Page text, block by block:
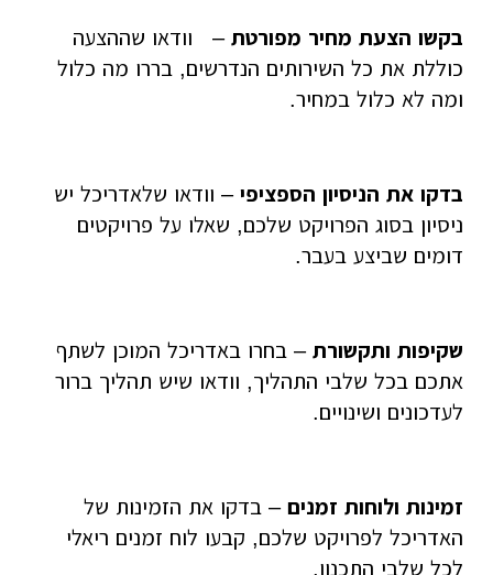
בקשו הצעת מחיר מפורטת – וודאו שההצעה
כוללת את כל השירותים הנדרשים, בררו מה כלול
ומה לא כלול במחיר.
בדקו את הניסיון הספציפי – וודאו שלאדריכל יש
ניסיון בסוג הפרויקט שלכם, שאלו על פרויקטים
דומים שביצע בעבר.
שקיפות ותקשורת – בחרו באדריכל המוכן לשתף
אתכם בכל שלבי התהליך, וודאו שיש תהליך ברור
לעדכונים ושינויים.
זמינות ולוחות זמנים – בדקו את הזמינות של
האדריכל לפרויקט שלכם, קבעו לוח זמנים ריאלי
לכל שלבי התכנון.